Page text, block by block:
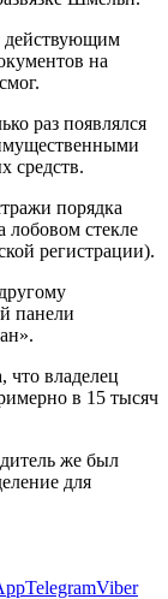
действующим
на
раз появлялся
средств.
порядка
лобовом стекле
регистрации).
панели
что владелец
в 15 тысяч
же был
для
TelegramViber